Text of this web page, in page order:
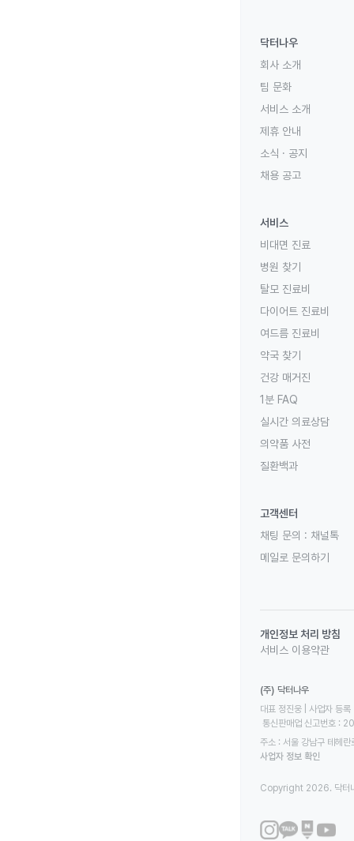
닥터나우
회사 소개
팀 문화
서비스 소개
제휴 안내
소식 · 공지
채용 공고
서비스
비대면 진료
병원 찾기
탈모 진료비
다이어트 진료비
여드름 진료비
약국 찾기
건강 매거진
1분 FAQ
실시간 의료상담
의약품 사전
질환백과
고객센터
채팅 문의 : 채널톡
메일로 문의하기
개인정보 처리 방침
서비스 이용약관
(주) 닥터나우
대표 정진웅 | 사업자
통신판매업 신고번호
주소 : 서울 강남구 테헤
사업자 정보 확인
Copyright 2026. 닥터